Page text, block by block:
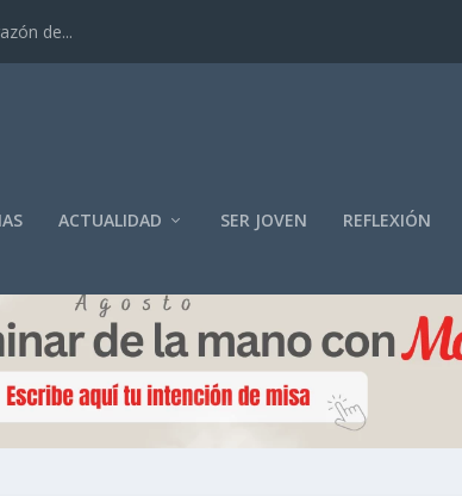
de...
ACTUALIDAD SER JOVEN REFLEXIÓN